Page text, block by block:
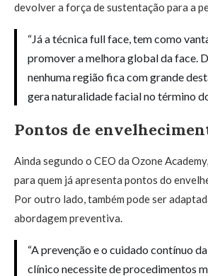
devolver a força de sustentação para a
“Já a técnica full face, tem como
promover a melhora global da face.
nenhuma região fica com grande
gera naturalidade facial no término
Pontos de
Ainda segundo o CEO da Ozone
para quem já apresenta pontos do
Por outro lado, também pode ser
abordagem preventiva.
“A prevenção e o cuidado contínuo
clínico necessite de procedimentos